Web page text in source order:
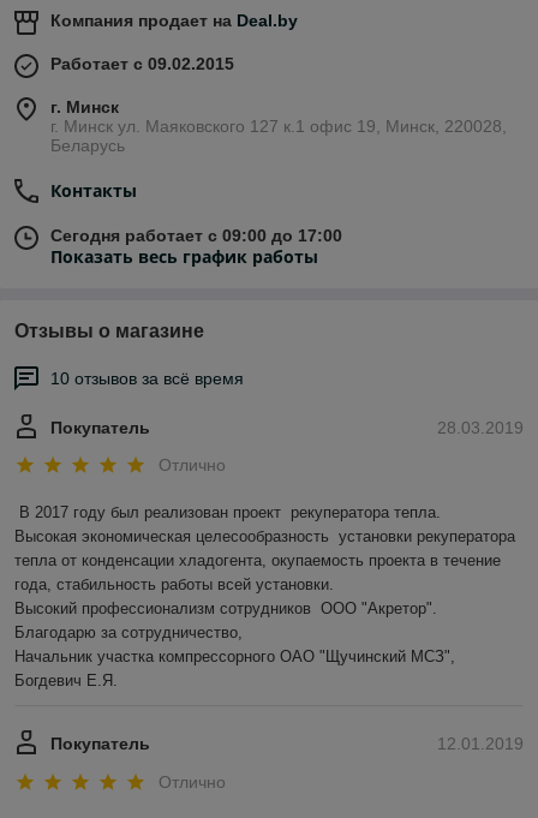
Интернет через шлюз, который конвертирует протокол
того, контроллеры серии pCO поддерживают прием и
Любое оборудование серии pCO может подключаться
к локальным сетям типа pLAN без необходимости
установки дополнительных сетевых плат.
Высокие технологии
управления и оперативно реагирует на любые
внезапно происходящие события. Доступ к
большого объема и батарейки часов контроллер может
Программирование- среда программирования
управления. Программу управления можно загрузить в
автоматически определяющегося (“plug & play”)
контроллеров, которые это поддерживают).
Программы управления- контроллеры серии
c.pCO легко программируются, и это означает, что в
них можно загружать программы для управления
холодильными машинами, воздушными
кондиционерами, охлаждаемыми магазинными
витринами, размещаемыми на крышах установками,
теплонасосами, компрессорными установками,
Компания продает на Deal.by
Работает с 09.02.2015
г. Минск
г. Минск ул. Маяковского 127 к.1 офис 19, Минск, 220028,
Беларусь
Контакты
Сегодня работает с 09:00 до 17:00
Показать весь график работы
Отзывы о магазине
10 отзывов за всё время
28.03.2019
Покупатель
Отлично
В 2017 году был реализован проект  рекуператора тепла.
Высокая экономическая целесообразность  установки рекуператора
тепла от конденсации хладогента, окупаемость проекта в течение
года, стабильность работы всей установки.
Высокий профессионализм сотрудников  ООО "Акретор".
Благодарю за сотрудничество,
Начальник участка компрессорного ОАО "Щучинский МСЗ",
Богдевич Е.Я.
12.01.2019
Покупатель
Отлично